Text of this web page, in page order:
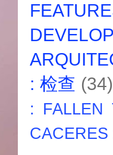
: 检查 (34)
: